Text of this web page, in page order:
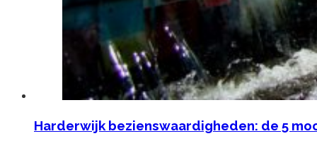
Harderwijk bezienswaardigheden: de 5